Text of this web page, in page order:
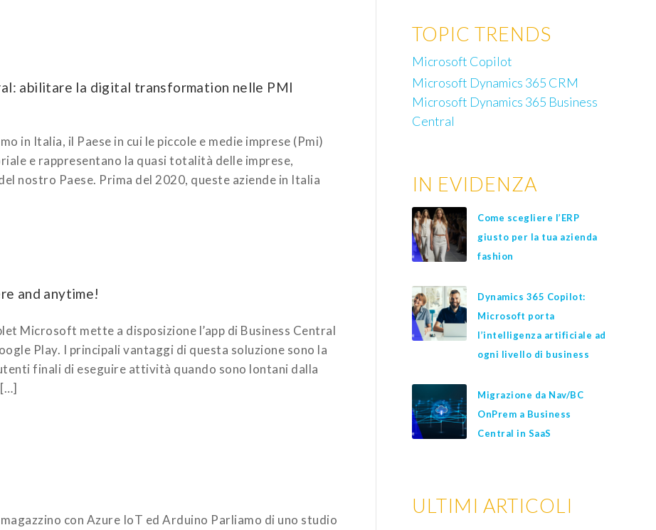
abilitare la digital transformation nelle PMI
in Italia, il Paese in cui le piccole e medie imprese (Pmi)
e rappresentano la quasi totalità delle imprese,
nostro Paese. Prima del 2020, queste aziende in Italia
and anytime!
Microsoft mette a disposizione l’app di Business Central
Play. I principali vantaggi di questa soluzione sono la
finali di eseguire attività quando sono lontani dalla
con Azure IoT ed Arduino Parliamo di uno studio
TOPIC TRENDS
Microsoft Copilot
Microsoft Dynamics 365 CRM
Microsoft Dynamics 365 Business
Central
IN EVIDENZA
Come scegliere l’ERP
giusto per la tua azienda
fashion
Dynamics 365 Copilot:
Microsoft porta
l’intelligenza artificiale ad
ogni livello di business
Migrazione da Nav/BC
OnPrem a Business
Central in SaaS
ULTIMI ARTICOLI